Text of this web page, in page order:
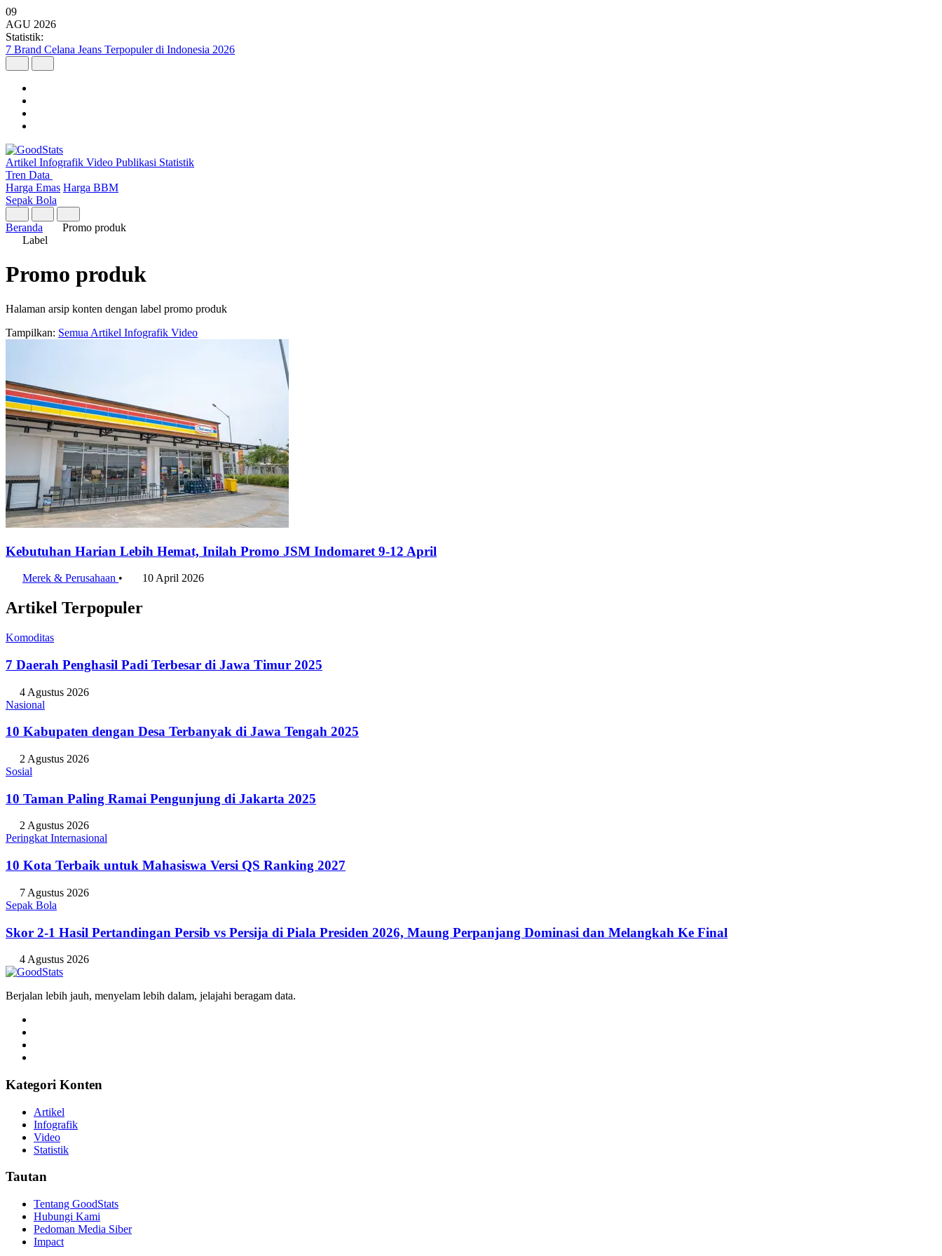
09
AGU 2026
Statistik:
7 Brand Celana Jeans Terpopuler di Indonesia 2026
Artikel Infografik Video Publikasi Statistik
Tren Data
Harga Emas Harga BBM
Sepak Bola
Beranda
Promo produk
Label
Promo produk
Halaman arsip konten dengan label promo produk
Tampilkan: Semua Artikel Infografik Video
Kebutuhan Harian Lebih Hemat, Inilah Promo JSM Indomaret 9-12 April
Merek & Perusahaan • 10 April 2026
Artikel Terpopuler
Komoditas
7 Daerah Penghasil Padi Terbesar di Jawa Timur 2025
4 Agustus 2026
Nasional
10 Kabupaten dengan Desa Terbanyak di Jawa Tengah 2025
2 Agustus 2026
Sosial
10 Taman Paling Ramai Pengunjung di Jakarta 2025
2 Agustus 2026
Peringkat Internasional
10 Kota Terbaik untuk Mahasiswa Versi QS Ranking 2027
7 Agustus 2026
Sepak Bola
Skor 2-1 Hasil Pertandingan Persib vs Persija di Piala Presiden 2026, Maung Perpanjang Dominasi dan Melangkah Ke Final
4 Agustus 2026
Berjalan lebih jauh, menyelam lebih dalam, jelajahi beragam data.
Kategori Konten
Artikel
Infografik
Video
Statistik
Tautan
Tentang GoodStats
Hubungi Kami
Pedoman Media Siber
Impact